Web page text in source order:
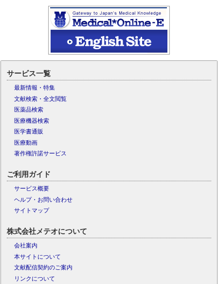
サービス一覧
最新情報・特集
文献検索・全文閲覧
医薬品検索
医療機器検索
医学書通販
医療動画
著作権許諾サービス
ご利用ガイド
サービス概要
ヘルプ・お問い合わせ
サイトマップ
株式会社メテオについて
会社案内
本サイトについて
文献配信契約のご案内
リンクについて